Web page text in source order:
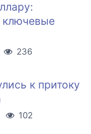
ключевые
236
к притоку
102